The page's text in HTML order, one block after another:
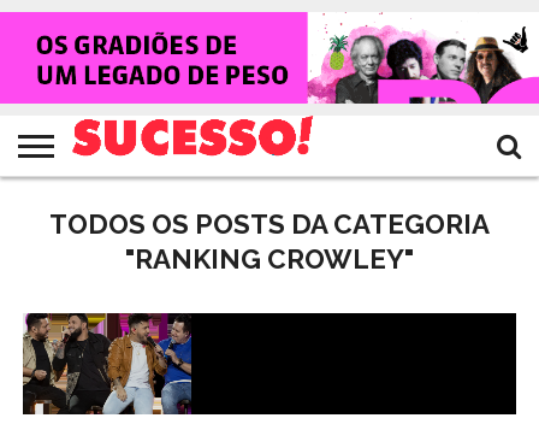
HOME
NOTÍCIAS
SHOWS
ENTREVISTAS
CLIQUES
RANKING
CROWLEY
TV
SUCESSO!
REVISTA
SUCESSO!
TODOS OS POSTS DA CATEGORIA
"RANKING CROWLEY"